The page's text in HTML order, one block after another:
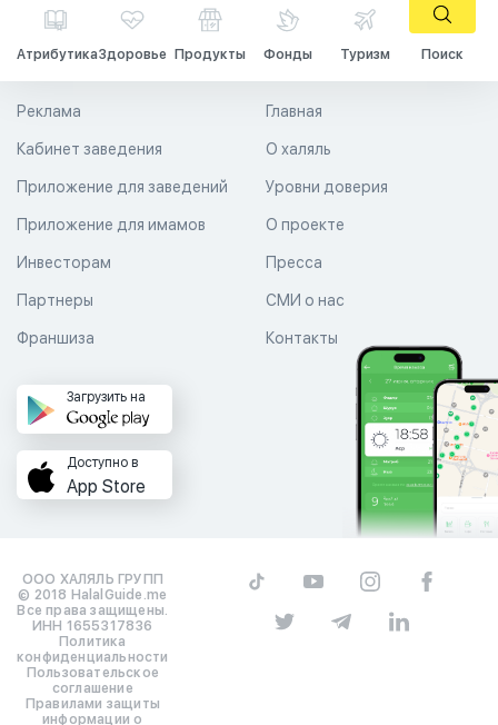
АтрибутикаЗдоровье Продукты Фонды Туризм Поиск
Главная
О халяль
Уровни доверия
Реклама
Кабинет заведения
Приложение для заведений
Приложение для имамов О проекте
Пресса
СМИ о нас
Контакты
Инвесторам
Партнеры
Франшиза
Загрузить на
Доступно в
App Store
ООО ХАЛЯЛЬ ГРУПП
© 2018 HalalGuide.me
Все права защищены.
ИНН 1655317836
Политика
конфиденциальности
Пользовательское
соглашение
Правилами защиты
информации о